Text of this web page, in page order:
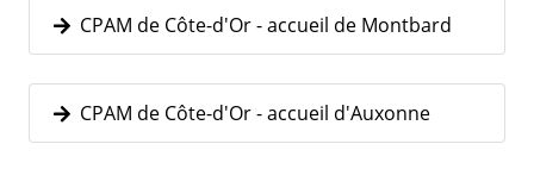
CPAM de Côte-d'Or - accueil de Montbard
CPAM de Côte-d'Or - accueil d'Auxonne